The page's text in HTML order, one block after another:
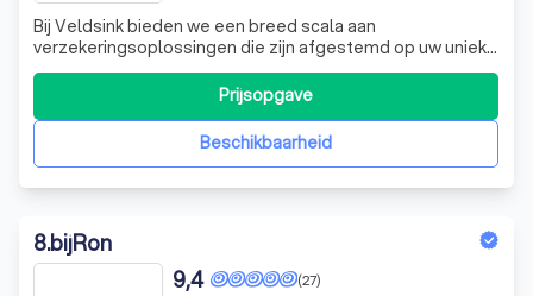
Bij Veldsink bieden we een breed scala aan
verzekeringsoplossingen die zijn afgestemd op uw unieke
behoeften. Met jarenlange ervaring in de branche
onderscheiden we ons door onze persoonlijke benadering
en deskundigheid. Wij geloven dat elke klant recht heeft
op een op maat gemaakt advies, en daarom
Beschikbaarheid
Prijsopgave
8.bijRon
(27)
9,4